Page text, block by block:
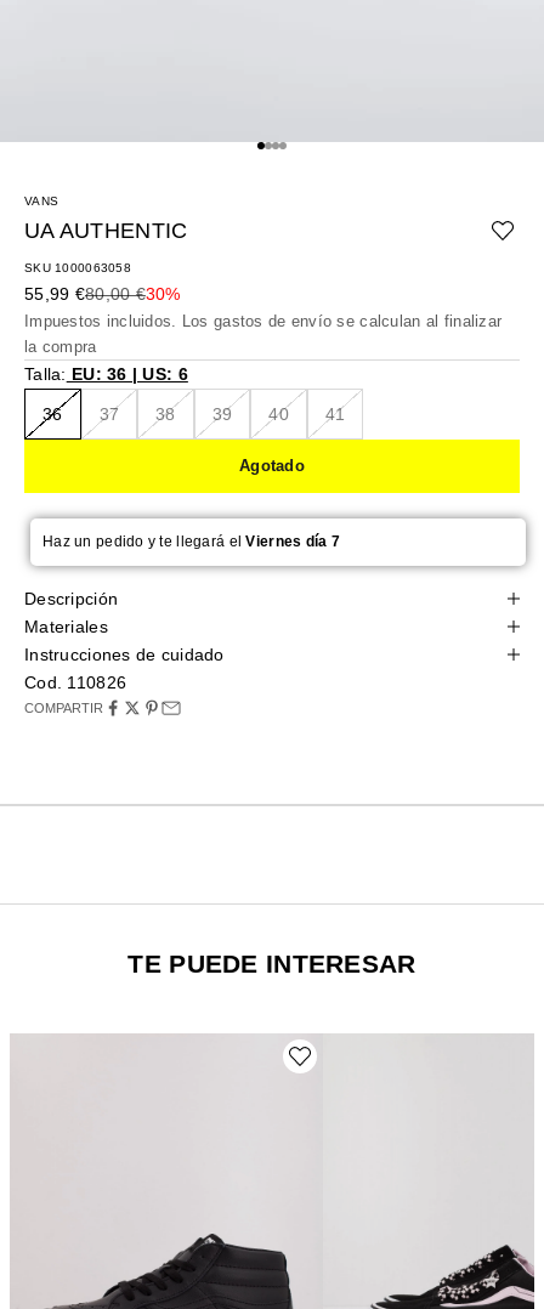
Ir al artículo 1
Ir al artículo 2
Ir al artículo 3
Ir al artículo 4
VANS
UA AUTHENTIC
SKU 1000063058
Precio de oferta
55,99 €Precio normal
80,00 €30%
Impuestos incluidos. Los gastos de envío se calculan al finalizar
la compra
Talla: EU: 36 | US: 6
36 37 38 39 40 41
Agotado
Haz un pedido y te llegará elViernes día 7
Descripción
Materiales
Instrucciones de cuidado
Cod. 110826
COMPARTIR
TE PUEDE INTERESAR